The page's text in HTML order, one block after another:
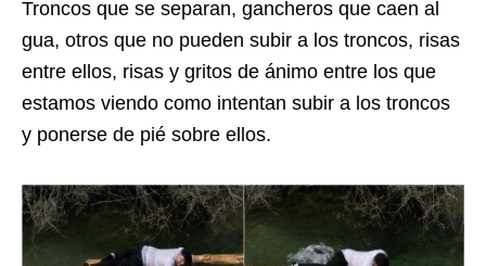
Troncos que se separan, gancheros que caen al
gua, otros que no pueden subir a los troncos, risas
entre ellos, risas y gritos de ánimo entre los que
estamos viendo como intentan subir a los troncos
y ponerse de pié sobre ellos.